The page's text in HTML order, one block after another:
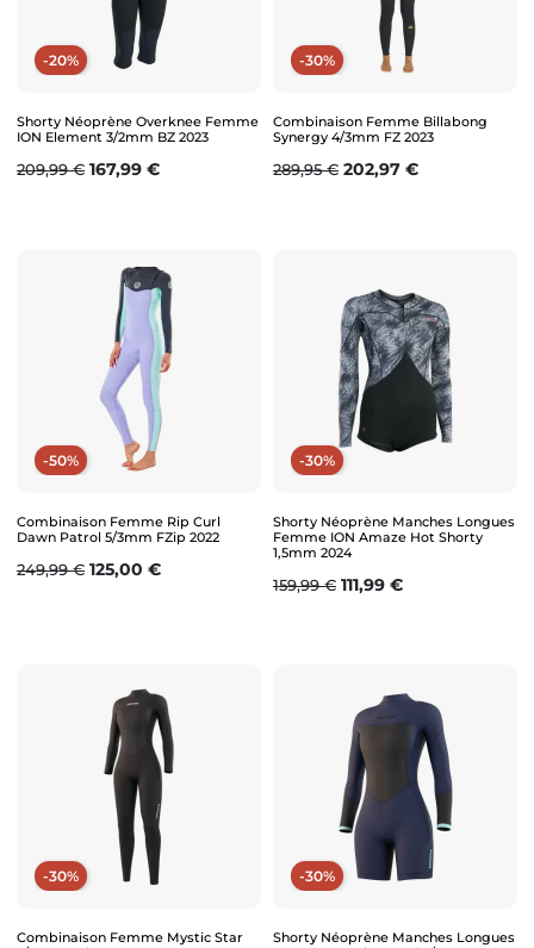
-20%
Shorty Néoprène Overknee Femme
ION Element 3/2mm BZ 2023
Prix de base
209,99 € Prix
167,99 €
-30%
Combinaison Femme Billabong
Synergy 4/3mm FZ 2023
Prix de base
289,95 € Prix
202,97 €
-50%
Combinaison Femme Rip Curl
Dawn Patrol 5/3mm FZip 2022
Prix de base
249,99 € Prix
125,00 €
-30%
Shorty Néoprène Manches Longues
Femme ION Amaze Hot Shorty
1,5mm 2024
Prix de base
159,99 € Prix
111,99 €
-30%
Combinaison Femme Mystic Star
-30%
Shorty Néoprène Manches Longues